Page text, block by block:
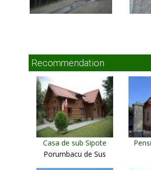
Recommendation
Casa de sub Sipote
Porumbacu de Sus